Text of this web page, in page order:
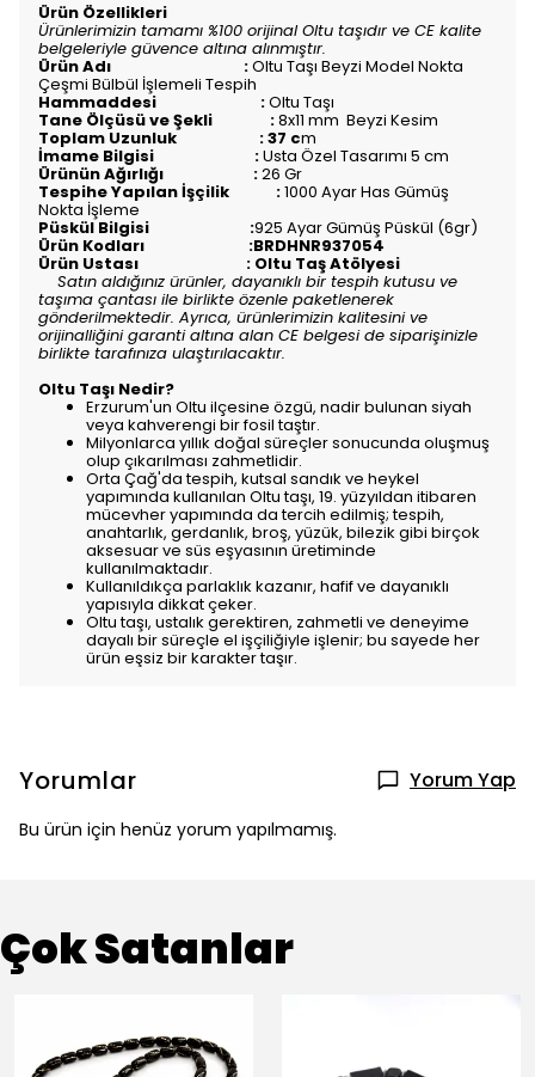
Ürün Özellikleri
Ürünlerimizin tamamı %100 orijinal Oltu taşıdır ve CE kalite
belgeleriyle güvence altına alınmıştır.
Ürün Adı :Oltu Taşı Beyzi Model Nokta
Çeşmi Bülbül İşlemeli Tespih
Hammaddesi :Oltu Taşı
Tane Ölçüsü ve Şekli :8x11 mm Beyzi Kesim
Toplam Uzunluk : 37 cm
İmame Bilgisi :Usta Özel Tasarımı 5 cm
Ürünün Ağırlığı :26 Gr
Tespihe Yapılan İşçilik :1000 Ayar Has Gümüş
Nokta İşleme
Püskül Bilgisi :925 Ayar Gümüş Püskül (6gr)
Ürün Kodları :BRDHNR937054
Ürün Ustası : Oltu Taş Atölyesi
Satın aldığınız ürünler, dayanıklı bir tespih kutusu ve
taşıma çantası ile birlikte özenle paketlenerek
gönderilmektedir. Ayrıca, ürünlerimizin kalitesini ve
orijinalliğini garanti altına alan CE belgesi de siparişinizle
birlikte tarafınıza ulaştırılacaktır.
Oltu Taşı Nedir?
Erzurum'un Oltu ilçesine özgü, nadir bulunan siyah
veya kahverengi bir fosil taştır.
Milyonlarca yıllık doğal süreçler sonucunda oluşmuş
olup çıkarılması zahmetlidir.
Orta Çağ'da tespih, kutsal sandık ve heykel
yapımında kullanılan Oltu taşı, 19. yüzyıldan itibaren
mücevher yapımında da tercih edilmiş; tespih,
anahtarlık, gerdanlık, broş, yüzük, bilezik gibi birçok
aksesuar ve süs eşyasının üretiminde
kullanılmaktadır.
Kullanıldıkça parlaklık kazanır, hafif ve dayanıklı
yapısıyla dikkat çeker.
Oltu taşı, ustalık gerektiren, zahmetli ve deneyime
dayalı bir süreçle el işçiliğiyle işlenir; bu sayede her
ürün eşsiz bir karakter taşır.
Yorumlar Yorum Yap
Bu ürün için henüz yorum yapılmamış.
Çok Satanlar